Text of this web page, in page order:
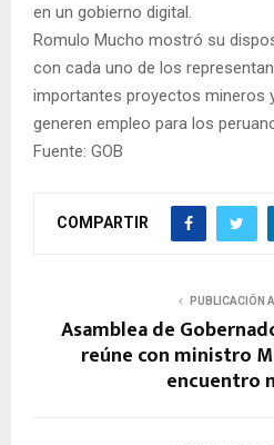
en un gobierno digital.
Romulo Mucho mostró su
con cada uno de los
importantes proyectos mineros
generen empleo para los
Fuente: GOB
COMPARTIR
PUBLICACIÓN
Asamblea de
reúne con ministro
encuentro